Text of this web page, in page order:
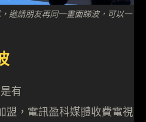
邀請朋友再同一畫面睇波，可以一
有
盟，電訊盈科媒體收費電視